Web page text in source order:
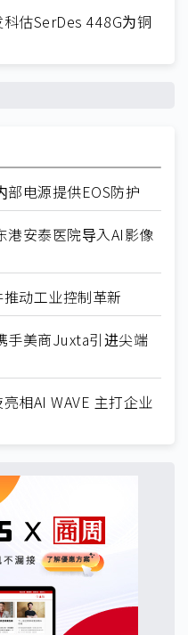
估SerDes 448G为铜
部电源提供EOS防护
港安泰医院导入AI影像
动工业控制革新
手美商Juxta引进尖端
相AI WAVE 主打企业